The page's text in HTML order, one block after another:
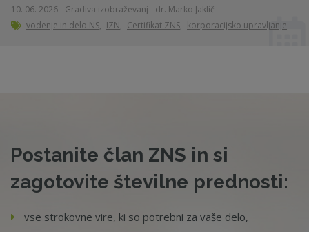
10. 06. 2026 - Gradiva izobraževanj - dr. Marko Jaklič
vodenje in delo NS, IZN, Certifikat ZNS, korporacijsko upravljanje
Postanite član ZNS in si
zagotovite številne prednosti:
vse strokovne vire, ki so potrebni za vaše delo,